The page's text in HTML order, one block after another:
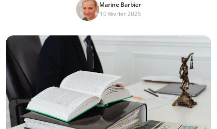
Marine Barbier
10 février 2025